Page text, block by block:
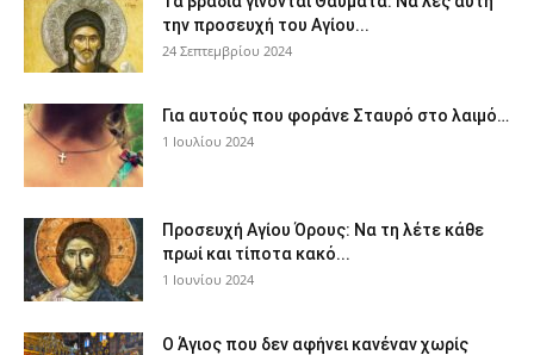
την προσευχή του Αγίου...
24 Σεπτεμβρίου 2024
Για αυτούς που φοράνε Σταυρό στο λαιμό…
1 Ιουλίου 2024
Προσευχή Αγίου Όρους: Να τη λέτε κάθε
πρωί και τίποτα κακό...
1 Ιουνίου 2024
Ο Άγιος που δεν αφήνει κανέναν χωρίς